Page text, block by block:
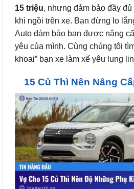
15 triệu, nhưng đảm bảo đầy
khi ngồi trên xe. Bạn đừng lo
Auto đảm bảo bạn được nâng
yêu của mình. Cùng chúng tôi
khoai” bạn xe làm xế yêu lung
15 Củ Thì Nên Nâng